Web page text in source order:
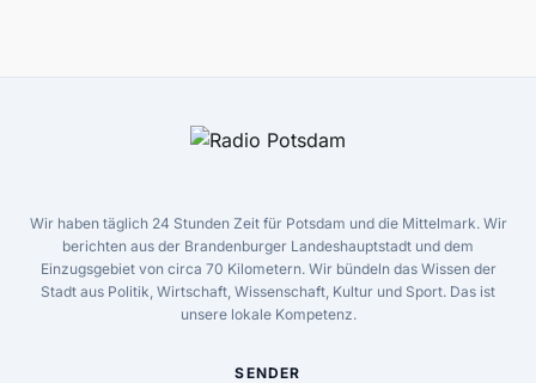
Wir haben täglich 24 Stunden Zeit für Potsdam und die Mittelmark. Wir
berichten aus der Brandenburger Landeshauptstadt und dem
Einzugsgebiet von circa 70 Kilometern. Wir bündeln das Wissen der
Stadt aus Politik, Wirtschaft, Wissenschaft, Kultur und Sport. Das ist
unsere lokale Kompetenz.
SENDER